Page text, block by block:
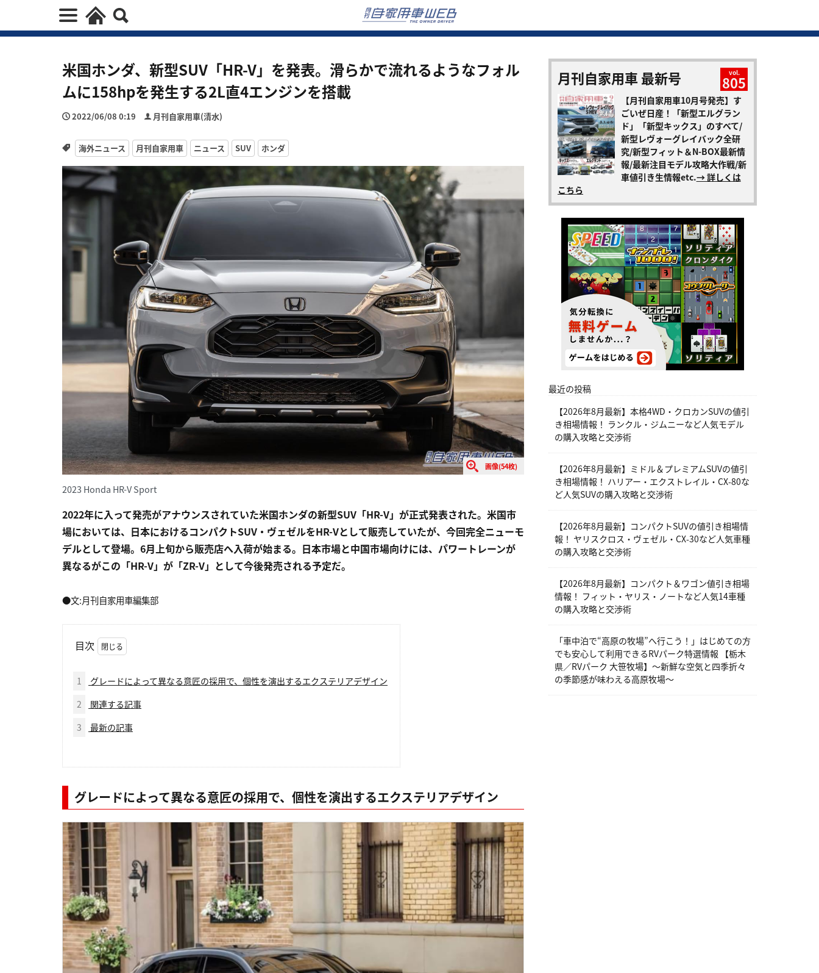
米国ホンダ、新型SUV「HR-V」を発表。滑らかで流れるようなフォル
ムに158hpを発生する2L直4エンジンを搭載
2022/06/08 0:19 月刊自家用車(清水)
海外ニュース 月刊自家用車 ニュース SUV ホンダ
画像(54枚)
2023 Honda HR-V Sport
2022年に入って発売がアナウンスされていた米国ホンダの新型SUV「HR-V」が正式発表された。米国市
場においては、日本におけるコンパクトSUV・ヴェゼルをHR-Vとして販売していたが、今回完全ニューモ
デルとして登場。6月上旬から販売店へ入荷が始まる。日本市場と中国市場向けには、パワートレーンが
異なるがこの「HR-V」が「ZR-V」として今後発売される予定だ。
●文:月刊自家用車編集部
目次
1
グレードによって異なる意匠の採用で、個性を演出するエクステリアデザイン
2
関連する記事
3
最新の記事
グレードによって異なる意匠の採用で、個性を演出するエクステリアデザイン
月刊自家用車 最新号 vol.
805
【月刊自家用車10月号発売】す
ごいぜ日産！「新型エルグラン
ド」「新型キックス」のすべて/
新型レヴォーグレイバック全研
究/新型フィット＆N-BOX最新情
報/最新注目モデル攻略大作戦/新
車値引き生情報etc.→ 詳しくは
こちら
最近の投稿
【2026年8月最新】本格4WD・クロカンSUVの値引
き相場情報！ ランクル・ジムニーなど人気モデル
の購入攻略と交渉術
【2026年8月最新】ミドル＆プレミアムSUVの値引
き相場情報！ ハリアー・エクストレイル・CX-80な
ど人気SUVの購入攻略と交渉術
【2026年8月最新】コンパクトSUVの値引き相場情
報！ ヤリスクロス・ヴェゼル・CX-30など人気車種
の購入攻略と交渉術
【2026年8月最新】コンパクト＆ワゴン値引き相場
情報！ フィット・ヤリス・ノートなど人気14車種
の購入攻略と交渉術
「車中泊で“高原の牧場”へ行こう！」はじめての方
でも安心して利用できるRVパーク特選情報 【栃木
県／RVパーク 大笹牧場】～新鮮な空気と四季折々
の季節感が味わえる高原牧場～